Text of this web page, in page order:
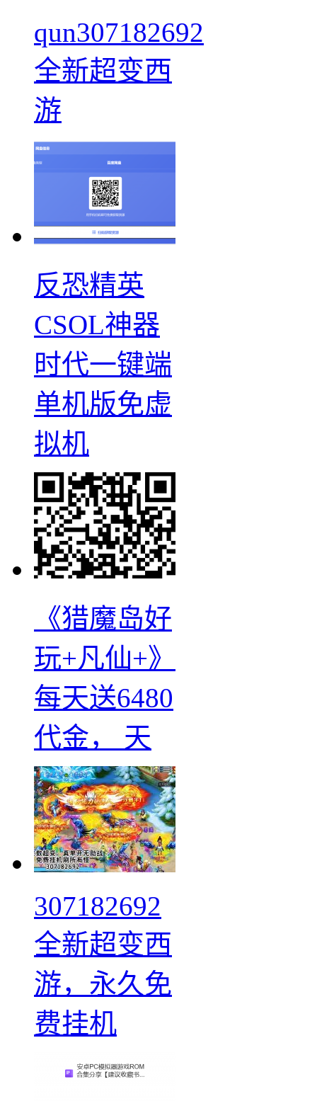
qun307182692
全新超变西
游
反恐精英
CSOL神器
时代一键端
单机版免虚
拟机
《猎魔岛好
玩+凡仙+》
每天送6480
代金， 天
307182692
全新超变西
游，永久免
费挂机